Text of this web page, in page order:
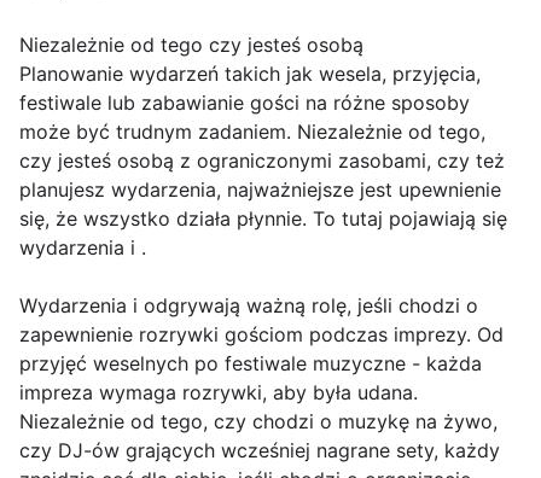
Niezależnie od tego czy jesteś osobą
Planowanie wydarzeń takich jak wesela, przyjęcia,
festiwale lub zabawianie gości na różne sposoby
może być trudnym zadaniem. Niezależnie od tego,
czy jesteś osobą z ograniczonymi zasobami, czy też
planujesz wydarzenia, najważniejsze jest upewnienie
się, że wszystko działa płynnie. To tutaj pojawiają się
wydarzenia i .
Wydarzenia i odgrywają ważną rolę, jeśli chodzi o
zapewnienie rozrywki gościom podczas imprezy. Od
przyjęć weselnych po festiwale muzyczne - każda
impreza wymaga rozrywki, aby była udana.
Niezależnie od tego, czy chodzi o muzykę na żywo,
czy DJ-ów grających wcześniej nagrane sety, każdy